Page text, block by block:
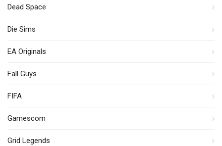
Dead Space
Die Sims
EA Originals
Fall Guys
FIFA
Gamescom
Grid Legends